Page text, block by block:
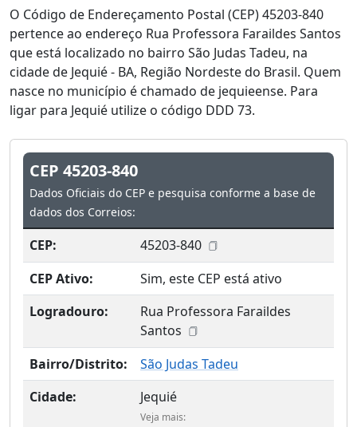
O Código de Endereçamento Postal (CEP) 45203-840
pertence ao endereço Rua Professora Faraildes Santos
que está localizado no bairro São Judas Tadeu, na
cidade de Jequié - BA, Região Nordeste do Brasil. Quem
nasce no município é chamado de jequieense. Para
ligar para Jequié utilize o código DDD 73.
CEP 45203-840
Dados Oficiais do CEP e pesquisa conforme a base de
dados dos Correios:
CEP:
45203-840
CEP Ativo:
Sim, este CEP está ativo
Logradouro:
Rua Professora Faraildes
Santos
Bairro/Distrito:
São Judas Tadeu
Cidade:
Jequié
Veja mais: